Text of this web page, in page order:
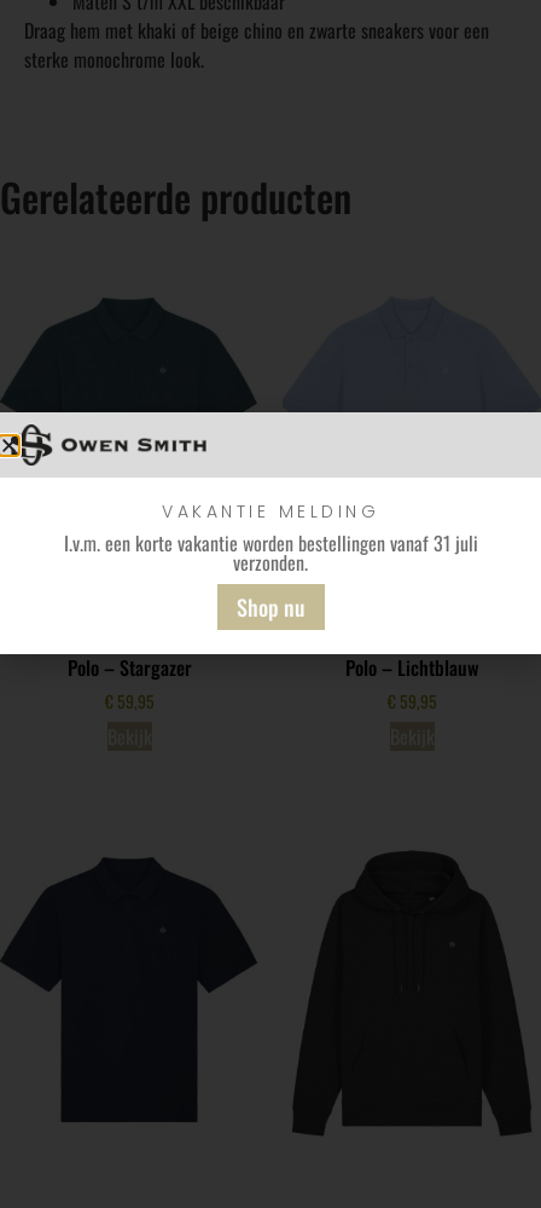
Draag hem met khaki of beige chino en zwarte sneakers voor een
sterke monochrome look.
Gerelateerde producten
Polo – Stargazer
€ 59,95
Polo – Lichtblauw
€ 59,95
VAKANTIE MELDING
I.v.m. een korte vakantie worden bestellingen vanaf 31 juli
verzonden.
Shop nu